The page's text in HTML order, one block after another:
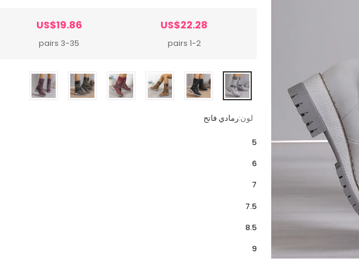
US$22.28
1-2 pairs
US$19.86
3-35 pairs
لون:رمادي فاتح
5
6
7
7.5
8.5
9